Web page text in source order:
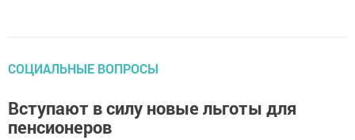
СОЦИАЛЬНЫЕ ВОПРОСЫ
Вступают в силу новые льготы для
пенсионеров